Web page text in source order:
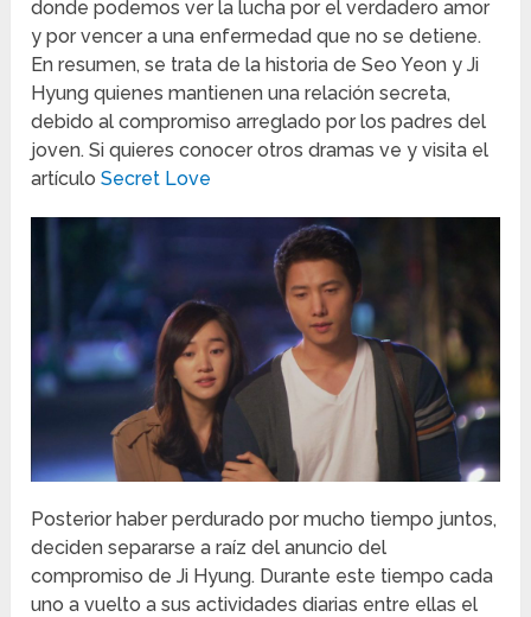
donde podemos ver la lucha por el verdadero amor
y por vencer a una enfermedad que no se detiene.
En resumen, se trata de la historia de Seo Yeon y Ji
Hyung quienes mantienen una relación secreta,
debido al compromiso arreglado por los padres del
joven. Si quieres conocer otros dramas ve y visita el
artículoSecret Love
Posterior haber perdurado por mucho tiempo juntos,
deciden separarse a raíz del anuncio del
compromiso de Ji Hyung. Durante este tiempo cada
uno a vuelto a sus actividades diarias entre ellas el